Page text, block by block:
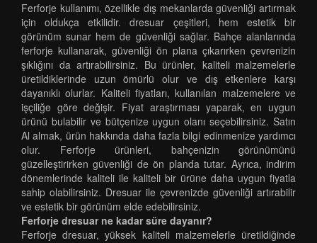
Ferforje kullanımı, özellikle dış mekanlarda güvenliği artırmak
için oldukça etkilidir. dresuar çeşitleri, hem estetik bir
görünüm sunar hem de güvenliği sağlar. Bahçe alanlarında
ferforje kullanarak, güvenliği ön plana çıkarırken çevrenizin
şıklığını da artırabilirsiniz. Bu ürünler, kaliteli malzemelerle
üretildiklerinde uzun ömürlü olur ve dış etkenlere karşı
dayanıklı olurlar. Kaliteli fiyatları, kullanılan malzemelere ve
işçiliğe göre değişir. Fiyat araştırması yaparak, en uygun
ürünü bulabilir ve bütçenize uygun olanı seçebilirsiniz. Satın
Al almak, ürün hakkında daha fazla bilgi edinmenize yardımcı
olur. Ferforje ürünleri, bahçenizin görünümünü
güzelleştirirken güvenliği de ön planda tutar. Ayrıca, indirim
dönemlerinde kaliteli ile kaliteli bir ürüne daha uygun fiyatla
sahip olabilirsiniz. Dresuar ile çevrenizde güvenliği artırabilir
ve estetik bir görünüm elde edebilirsiniz.
Ferforje dresuar ne kadar süre dayanır?
Ferforje dresuar, yüksek kaliteli malzemelerle üretildiğinde